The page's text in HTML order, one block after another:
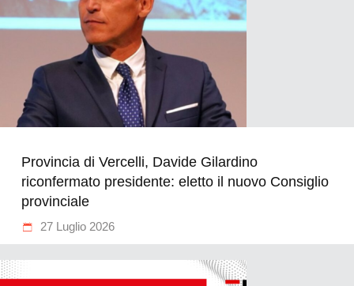
Provincia di Vercelli, Davide Gilardino
riconfermato presidente: eletto il nuovo Consiglio
provinciale
27 Luglio 2026